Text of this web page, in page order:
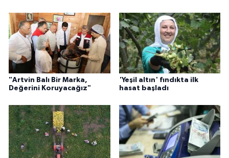
"Artvin Balı Bir Marka,
Değerini Koruyacağız"
'Yeşil altın' fındıkta ilk
hasat başladı